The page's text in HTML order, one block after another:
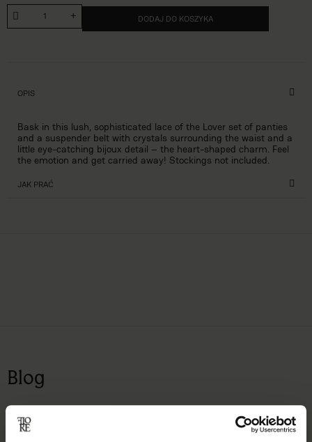
DODAJ DO KOSZYKA
OPIS
Bask in this lush, sophisticated lace of the Lover set of panties
and a suspender belt with crystals surrounding the waist and a
little eye-catching bijoux detail – the heart-shaped charm. Feel
the emotion and get carried away! Stockings not included.
JAK PRAĆ
Blog